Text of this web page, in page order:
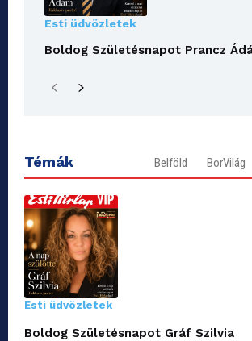
Esti üdvözletek
Boldog Születésnapot Prancz
Témák Belföld BorVilág
Esti üdvözletek
Boldog Születésnapot Gráf Szilvia